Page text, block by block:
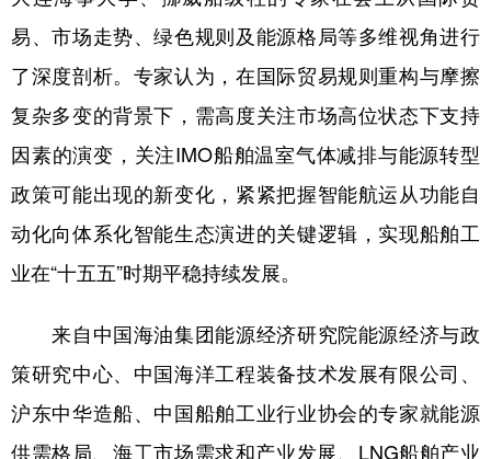
易、市场走势、绿色规则及能源格局等多维视角进行
了深度剖析。专家认为，在国际贸易规则重构与摩擦
复杂多变的背景下，需高度关注市场高位状态下支持
因素的演变，关注IMO船舶温室气体减排与能源转型
政策可能出现的新变化，紧紧把握智能航运从功能自
动化向体系化智能生态演进的关键逻辑，实现船舶工
业在“十五五”时期平稳持续发展。
来自中国海油集团能源经济研究院能源经济与政
策研究中心、中国海洋工程装备技术发展有限公司、
沪东中华造船、中国船舶工业行业协会的专家就能源
供需格局、海工市场需求和产业发展、LNG船舶产业